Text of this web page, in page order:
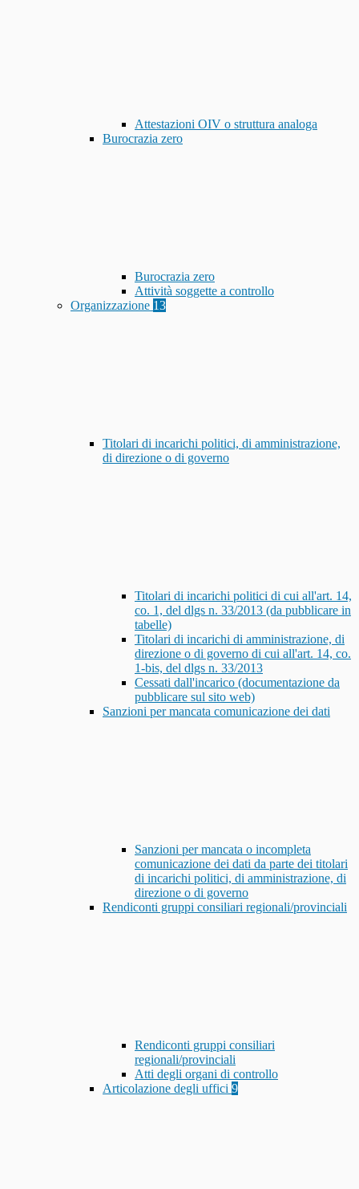
Attestazioni OIV o struttura analoga
Burocrazia zero
Burocrazia zero
Attività soggette a controllo
Organizzazione 13
Titolari di incarichi politici, di amministrazione,
di direzione o di governo
Titolari di incarichi politici di cui all'art. 14,
co. 1, del dlgs n. 33/2013 (da pubblicare in
tabelle)
Titolari di incarichi di amministrazione, di
direzione o di governo di cui all'art. 14, co.
1-bis, del dlgs n. 33/2013
Cessati dall'incarico (documentazione da
pubblicare sul sito web)
Sanzioni per mancata comunicazione dei dati
Sanzioni per mancata o incompleta
comunicazione dei dati da parte dei titolari
di incarichi politici, di amministrazione, di
direzione o di governo
Rendiconti gruppi consiliari regionali/provinciali
Rendiconti gruppi consiliari
regionali/provinciali
Atti degli organi di controllo
Articolazione degli uffici 9